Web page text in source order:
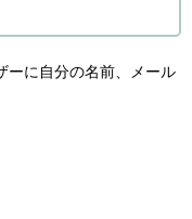
ーに自分の名前、メール